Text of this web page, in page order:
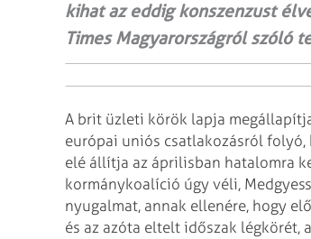
kihat az eddig konszenzust
Times Magyarországról szóló
A brit üzleti körök lapja
európai uniós csatlakozásról folyó,
elé állítja az áprilisban hatalomra
kormánykoalíció úgy véli,
nyugalmat, annak ellenére, hogy
és az azóta eltelt időszak légkörét,